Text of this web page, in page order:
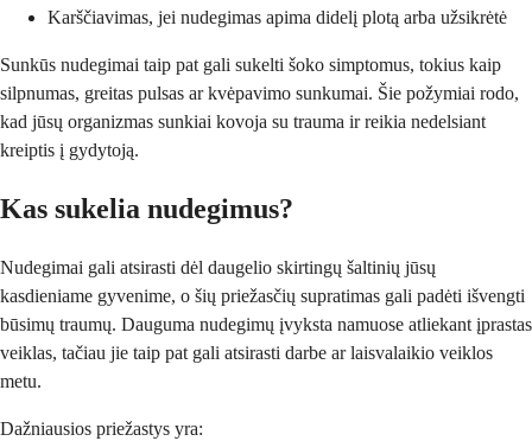
Karščiavimas, jei nudegimas apima didelį plotą arba užsikrėtė
Sunkūs nudegimai taip pat gali sukelti šoko simptomus, tokius kaip
silpnumas, greitas pulsas ar kvėpavimo sunkumai. Šie požymiai rodo,
kad jūsų organizmas sunkiai kovoja su trauma ir reikia nedelsiant
kreiptis į gydytoją.
Kas sukelia nudegimus?
Nudegimai gali atsirasti dėl daugelio skirtingų šaltinių jūsų
kasdieniame gyvenime, o šių priežasčių supratimas gali padėti išvengti
būsimų traumų. Dauguma nudegimų įvyksta namuose atliekant įprastas
veiklas, tačiau jie taip pat gali atsirasti darbe ar laisvalaikio veiklos
metu.
Dažniausios priežastys yra: